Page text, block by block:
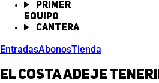
Primer
equipo
Cantera
EntradasAbonosTienda
El Costa Adeje